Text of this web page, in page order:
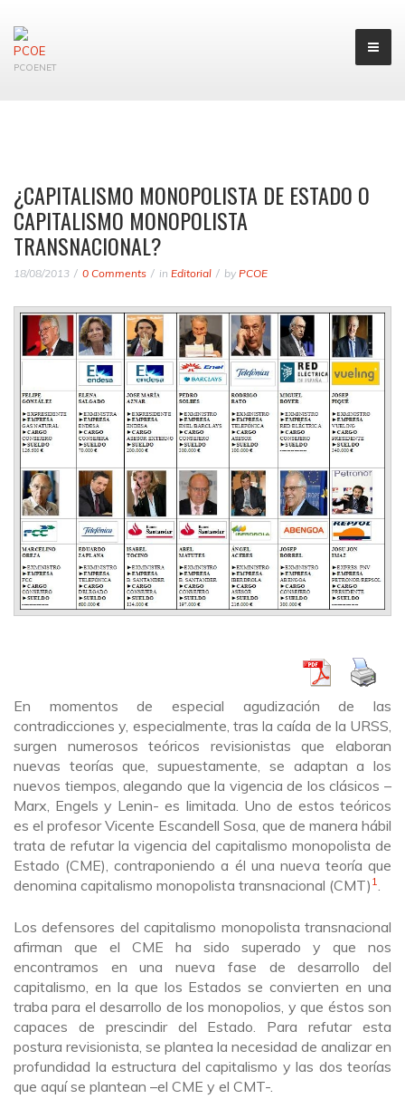
PCOENET
¿CAPITALISMO MONOPOLISTA DE ESTADO O
CAPITALISMO MONOPOLISTA
TRANSNACIONAL?
18/08/2013 0 Comments in Editorial by PCOE
En momentos de especial agudización de las
contradicciones y, especialmente, tras la caída de la URSS,
surgen numerosos teóricos revisionistas que elaboran
nuevas teorías que, supuestamente, se adaptan a los
nuevos tiempos, alegando que la vigencia de los clásicos –
Marx, Engels y Lenin- es limitada. Uno de estos teóricos
es el profesor Vicente Escandell Sosa, que de manera hábil
trata de refutar la vigencia del capitalismo monopolista de
Estado (CME), contraponiendo a él una nueva teoría que
denomina capitalismo monopolista transnacional (CMT) 1.
Los defensores del capitalismo monopolista transnacional
afirman que el CME ha sido superado y que nos
encontramos en una nueva fase de desarrollo del
capitalismo, en la que los Estados se convierten en una
traba para el desarrollo de los monopolios, y que éstos son
capaces de prescindir del Estado. Para refutar esta
postura revisionista, se plantea la necesidad de analizar en
profundidad la estructura del capitalismo y las dos teorías
que aquí se plantean –el CME y el CMT-.